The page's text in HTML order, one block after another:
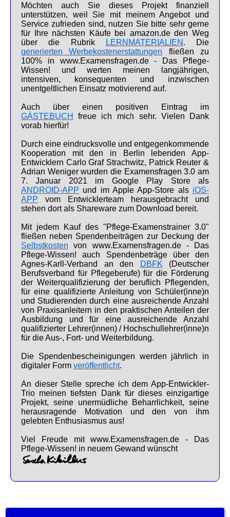
Möchten auch Sie dieses Projekt finanziell
unterstützen, weil Sie mit meinem Angebot und
Service zufrieden sind, nutzen Sie bitte sehr gerne
für Ihre nächsten Käufe bei amazon.de den Weg
über die Rubrik
LERNMATERIALIEN . Die
generierten Werbekostenerstattungen fließen zu
100% in www.Examensfragen.de - Das Pflege-
Wissen! und werten meinen langjährigen,
intensiven, konsequenten und inzwischen
unentgeltlichen Einsatz motivierend auf.
Auch über einen positiven Eintrag im
GÄSTEBUCH
freue ich mich sehr. Vielen Dank
vorab hierfür!
Durch eine eindrucksvolle und entgegenkommende
Kooperation mit den in Berlin lebenden App-
Entwicklern Carlo Graf Strachwitz, Patrick Reuter &
Adrian Weniger wurden die Examensfragen 3.0 am
7. Januar 2021 im Google Play Store als
ANDROID-APP und im Apple App-Store als iOS-
APP vom Entwicklerteam herausgebracht und
stehen dort als Shareware zum Download bereit.
Mit jedem Kauf des "Pflege-Examenstrainer 3.0"
fließen neben Spendenbeiträgen zur Deckung der
Selbstkosten von www.Examensfragen.de - Das
Pflege-Wissen! auch Spendenbeträge über den
Agnes-Karll-Verband an den
DBFK (Deutscher
Berufsverband für Pflegeberufe) für die Förderung
der Weiterqualifizierung der beruflich Pflegenden,
für eine qualifizierte Anleitung von Schüler(inne)n
und Studierenden durch eine ausreichende Anzahl
von Praxisanleitern in den praktischen Anteilen der
Ausbildung und für eine ausreichende Anzahl
qualifizierter Lehrer(innen) / Hochschullehrer(inne)n
für die Aus-, Fort- und Weiterbildung.
Die Spendenbescheinigungen werden jährlich in
digitaler Form veröffentlicht.
An dieser Stelle spreche ich dem App-Entwickler-
Trio meinen tiefsten Dank für dieses einzigartige
Projekt, seine unermüdliche Beharrlichkeit, seine
herausragende Motivation und den von ihm
gelebten Enthusiasmus aus!
Viel Freude mit www.Examensfragen.de - Das
Pflege-Wissen! in neuem Gewand wünscht